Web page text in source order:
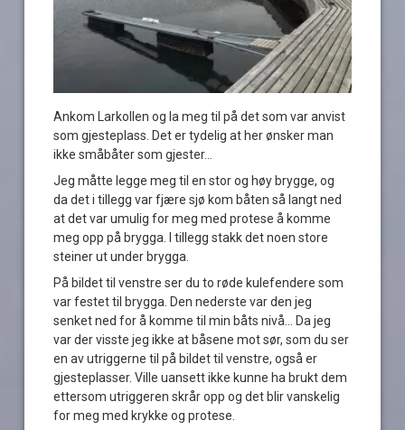
Ankom Larkollen og la meg til på det som var anvist
som gjesteplass. Det er tydelig at her ønsker man
ikke småbåter som gjester…
Jeg måtte legge meg til en stor og høy brygge, og
da det i tillegg var fjære sjø kom båten så langt ned
at det var umulig for meg med protese å komme
meg opp på brygga. I tillegg stakk det noen store
steiner ut under brygga.
På bildet til venstre ser du to røde kulefendere som
var festet til brygga. Den nederste var den jeg
senket ned for å komme til min båts nivå… Da jeg
var der visste jeg ikke at båsene mot sør, som du ser
en av utriggerne til på bildet til venstre, også er
gjesteplasser. Ville uansett ikke kunne ha brukt dem
ettersom utriggeren skrår opp og det blir vanskelig
for meg med krykke og protese.